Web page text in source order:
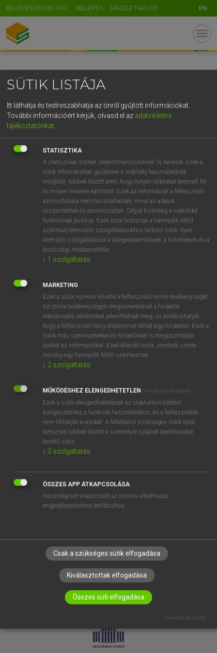
BELÉPÉS EDUID-VAL BELÉPÉS REGISZTRÁCIÓ EN
menu
OOOOPS!
SZOTAR.NET APPLIKÁCIÓ
MICROSOFT OFFICE BŐVÍTMÉNY
BEÉPÜLŐ SZÓTÁRMODUL
ONLINE NYELVVIZSGA
EGYÉNI FELHASZNÁLÓKNAK
TANULÓKNAK
OKTATÁSI INTÉZMÉNYEKNEK
VÁLLALATI MEGOLDÁSOK
RÓLUNK
ELÉRHETŐSÉG
SÜTI BEÁLLÍTÁSOK
LICENCSZERZŐDÉS ADATVÉDELEM
SÜTIK LISTÁJA
Itt láthatja és testreszabhatja az önről gyűjtött információkat.
További információért kérjük, olvasd el az adatvédelmi
tájékoztatónkat
STATISZTIKA
A statisztikai sütiket „teljesítménysütiknek” is nevezik. Ezek a
sütik információkat gyűjtenek a webhely használatának
módjáról, többek között arról, hogy milyen oldalakat keresett fel
és milyen linkekre kattintott. Ezek az információk a felhasználó
azonosítására nem használhatóak, mivel az adatok
összesítettek és anonimizáltak. Céljuk kizárólag a weboldal
funkcióinak javítása. Ezek közé tartoznak a harmadik féltől
származó elemzési szolgáltatásokhoz tartozó sütik; ilyen
elemzési szolgáltatások a látogatóelemzések, a hőtérképek és a
közösségi médiaanalitika.
↓ 1 szolgáltatás
MARKETING
Ezek a sütik nyomon követik a felhasználó online tevékenységét.
Az online tevékenységek megismerésével a hirdetők
relevánsabb reklámokat jeleníthetnek meg, és korlátozhatják,
hogy a felhasználó hány alkalommal láthat egy hirdetést. Ezek a
sütik más szervezetekkel és hirdetőkkel is megoszthatják
ezeket az információkat. Ezek állandó sütik, amelyek szinte
mindig egy harmadik féltől származnak.
↓ 2 szolgáltatás
MŰKÖDÉSHEZ ELENGEDHETETLEN (mindig szükséges)
Ezek a sütik elengedhetetlenek az oldalunkon történő
böngészéshez,a funkciók használatához, és a felhasználók
nem tilthatják le azokat. A feltétlenül szükséges sütik közé
tartoznak többek között a személyre szabott beállításokat
kezelő sütik.
↓ 3 szolgáltatás
ÖSSZES APP ÁTKAPCSOLÁSA
Használja ezt a kapcsolót az összes alkalmazás
engedélyezéséhez/letiltásához.
Csak a szükséges sütik elfogadása
Kiválasztottak elfogadása
Összes süti elfogadása
Powered by Klaro!
GR
5
g h k l
v b n m , . - AltGr